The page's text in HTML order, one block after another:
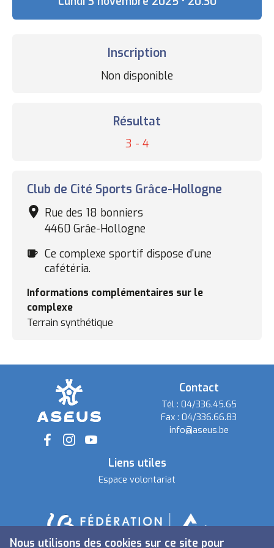
Complexe
sportif
Club de Cité Sports Grâce-Hollogne
Rue des 18 bonniers
4460 Grâe-Hollogne
Cafétéria
Ce complexe sportif dispose d'une
cafétéria.
Informations complémentaires sur le
complexe
Terrain synthétique
Inscription
Non disponible
Résultat
3 - 4
Social
Contact
Tél : 04/336.45.65
Fax :04/336.66.83
info@aseus.be
Liens utiles
Espace volontariat
Nous utilisons des cookies sur ce site pour